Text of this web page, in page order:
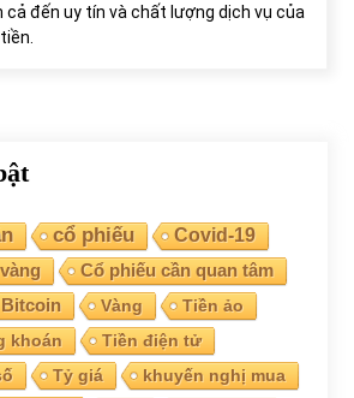
từ các cuộc đấu giá đất ở Thanh Hoá
05/2022
Ratings cập nhật xếp hạng tín nhiệm của
và Eximbank
05/2022
khoán ngày 30/5/2022: Top 10 cổ phiếu nổi bật
05/2022
cả đến uy tín và chất lượng dịch vụ của
cổ phiếu
Covid-19
Cổ phiếu cần quan tâm
Bitcoin Vàng
Tiền ảo
khoán
Tiền điện tử
Tỷ giá
khuyến nghị mua